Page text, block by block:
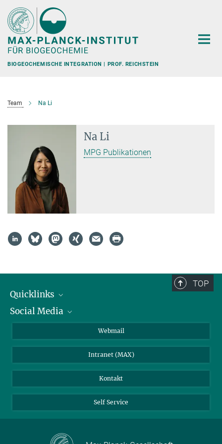
Hauptinhalt
BIOGEOCHEMISCHE INTEGRATION | PROF. REICHSTEIN
Team Na Li
Na Li
MPG Publikationen
TOP
Quicklinks
IMPRS Graduiertenschule
Wetterstation
Social Media
BlueSky
Webmail
Intranet (MAX)
Kontakt
Self Service